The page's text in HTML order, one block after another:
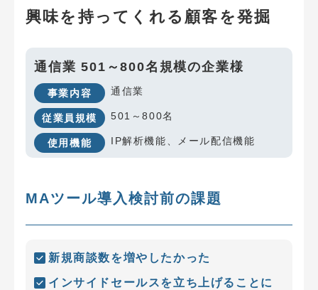
興味を持ってくれる顧客を発掘
通信業 501～800名規模の企業様
事業内容 通信業
従業員規模 501～800名
使用機能 IP解析機能、メール配信機能
MAツール導入検討前の課題
新規商談数を増やしたかった
インサイドセールスを立ち上げることに